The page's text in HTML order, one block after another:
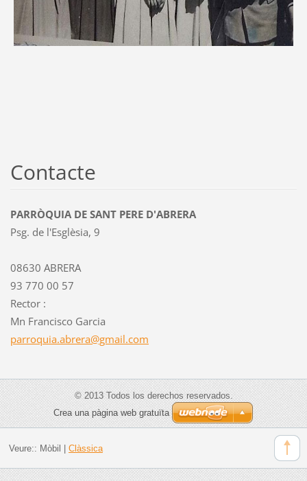
Contacte
PARRÒQUIA DE SANT PERE D'ABRERA
Psg. de l'Esglèsia, 9
08630 ABRERA
93 770 00 57
Rector :
Mn Francisco Garcia
parroquia.abrera@gmail.com
© 2013 Todos los derechos reservados.
Crea una pàgina web gratuïta
Veure:: Mòbil Clàssica